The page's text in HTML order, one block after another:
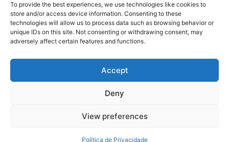
To provide the best experiences, we use technologies like cookies to
store and/or access device information. Consenting to these
technologies will allow us to process data such as browsing behavior or
unique IDs on this site. Not consenting or withdrawing consent, may
adversely affect certain features and functions.
Accept
Deny
View preferences
Política de Privacidade
Os seguros são ferramentas indispensáveis para
proteger seu futuro financeiro e garantir sua paz de
espírito. Ao compreender a diversidade de opções e os
princípios que regem o mercado de seguros, você
estará apto a tomar decisões conscientes e assegurar a
proteção de seu patrimônio e de seus entes queridos.
Politica de Privacidade